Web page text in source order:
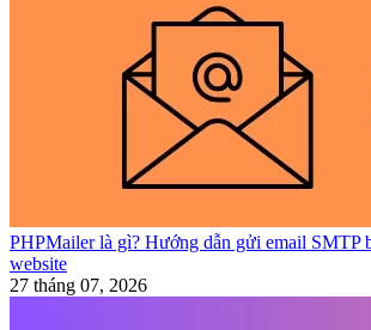
PHPMailer là gì? Hướng dẫn gửi email SMTP
website
27 tháng 07, 2026